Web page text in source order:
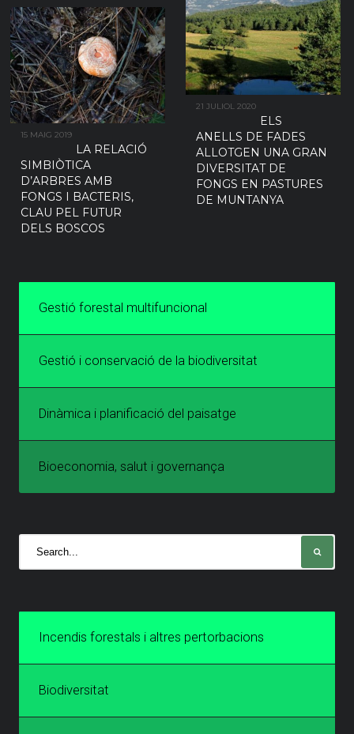
21 JULIOL 2020
ELS
ANELLS DE FADES
ALLOTGEN UNA GRAN
DIVERSITAT DE
FONGS EN PASTURES
DE MUNTANYA
15 MAIG 2019
LA RELACIÓ
SIMBIÒTICA
D’ARBRES AMB
FONGS I BACTERIS,
CLAU PEL FUTUR
DELS BOSCOS
Gestió forestal multifuncional
Gestió i conservació de la biodiversitat
Dinàmica i planificació del paisatge
Bioeconomia, salut i governança
Incendis forestals i altres pertorbacions
Biodiversitat